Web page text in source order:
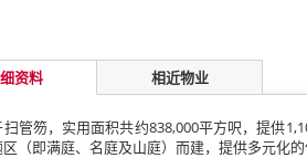
资料 相近物业
管笏，实用面积共约838,000平方呎，提供
（即满庭、名庭及山庭）而建，提供多元化